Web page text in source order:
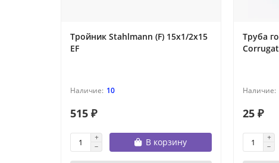
Тройник Stahlmann (F) 15х1/2х15
EF
10
515 ₽
В корзину
Труба
25 ₽